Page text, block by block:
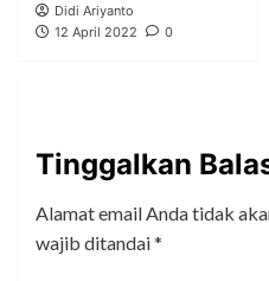
Didi Ariyanto
12 April 2022
0
Tinggalkan
Alamat email Anda tidak
wajib ditandai*